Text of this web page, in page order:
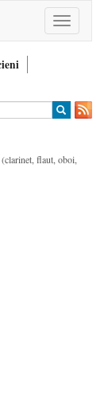
Toggle
navigation
flaut, oboi,